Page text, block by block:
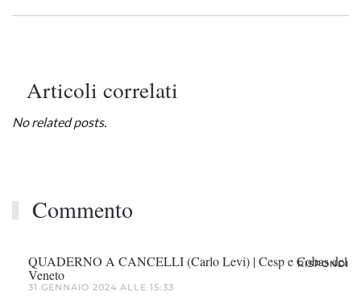
Articoli correlati
No related posts.
Commento
QUADERNO A CANCELLI (Carlo Levi) | Cesp e Cobas del
Veneto
31 GENNAIO 2024 ALLE 15:33
RISPONDI